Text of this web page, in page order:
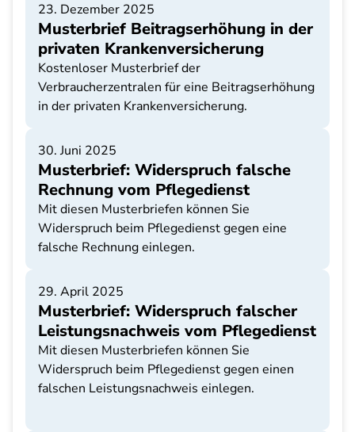
23. Dezember 2025
Musterbrief Beitragserhöhung in der
privaten Krankenversicherung
Kostenloser Musterbrief der
Verbraucherzentralen für eine Beitragserhöhung
in der privaten Krankenversicherung.
30. Juni 2025
Musterbrief: Widerspruch falsche
Rechnung vom Pflegedienst
Mit diesen Musterbriefen können Sie
Widerspruch beim Pflegedienst gegen eine
falsche Rechnung einlegen.
29. April 2025
Musterbrief: Widerspruch falscher
Leistungsnachweis vom Pflegedienst
Mit diesen Musterbriefen können Sie
Widerspruch beim Pflegedienst gegen einen
falschen Leistungsnachweis einlegen.